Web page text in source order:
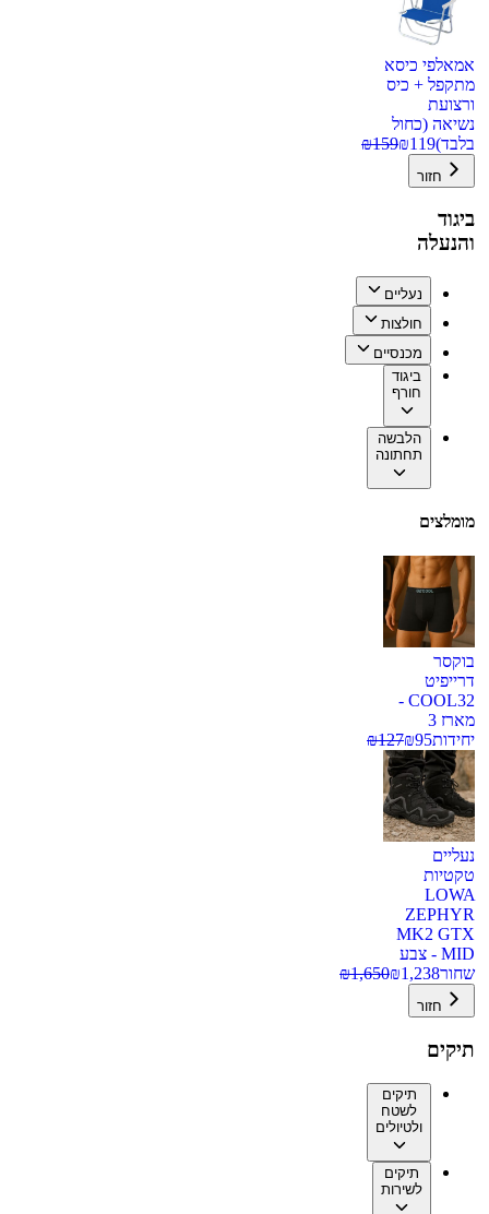
אמאלפי כיסא
מתקפל + כיס
ורצועת
נשיאה (כחול
בלבד)
₪119
₪159
חזור
ביגוד
והנעלה
נעליים
חולצות
מכנסיים
ביגוד
חורף
הלבשה
תחתונה
מומלצים
בוקסר
דרייפיט
COOL32 -
מארז 3
יחידות
₪95
₪127
נעליים
טקטיות
LOWA
ZEPHYR
MK2 GTX
MID - צבע
שחור
₪1,238
₪1,650
חזור
תיקים
תיקים
לשטח
ולטיולים
תיקים
לשירות